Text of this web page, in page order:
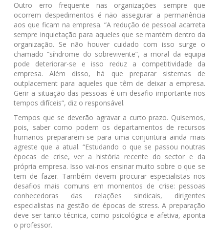
Outro erro frequente nas organizações sempre que
ocorrem despedimentos é não assegurar a permanência
aos que ficam na empresa. “A redução de pessoal acarreta
sempre inquietação para aqueles que se mantém dentro da
organização. Se não houver cuidado com isso surge o
chamado “síndrome do sobrevivente”, a moral da equipa
pode deteriorar-se e isso reduz a competitividade da
empresa. Além disso, há que preparar sistemas de
outplacement para aqueles que têm de deixar a empresa.
Gerir a situação das pessoas é um desafio importante nos
tempos difíceis”, diz o responsável.
Tempos que se deverão agravar a curto prazo. Quisemos,
pois, saber como podem os departamentos de recursos
humanos prepararem-se para uma conjuntura ainda mais
agreste que a atual. “Estudando o que se passou noutras
épocas de crise, ver a história recente do sector e da
própria empresa. Isso vai-nos ensinar muito sobre o que se
tem de fazer. Também devem procurar especialistas nos
desafios mais comuns em momentos de crise: pessoas
conhecedoras das relações sindicais, dirigentes
especialistas na gestão de épocas de stress. A preparação
deve ser tanto técnica, como psicológica e afetiva, aponta
o professor.